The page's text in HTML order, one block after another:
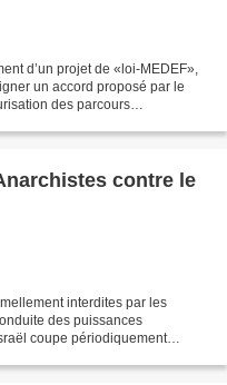
d’un projet de «loi-MEDEF»,
un accord proposé par le
des parcours
contre le
interdites par les
des puissances
coupe périodiquement